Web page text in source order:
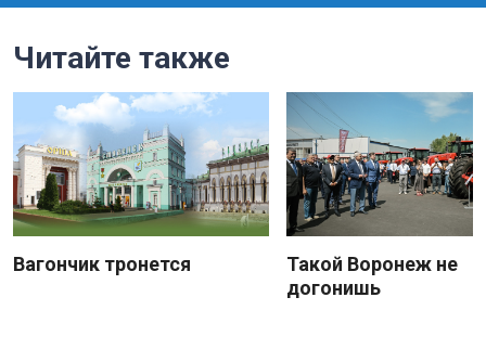
Читайте также
Вагончик тронется
Такой Воронеж не
догонишь